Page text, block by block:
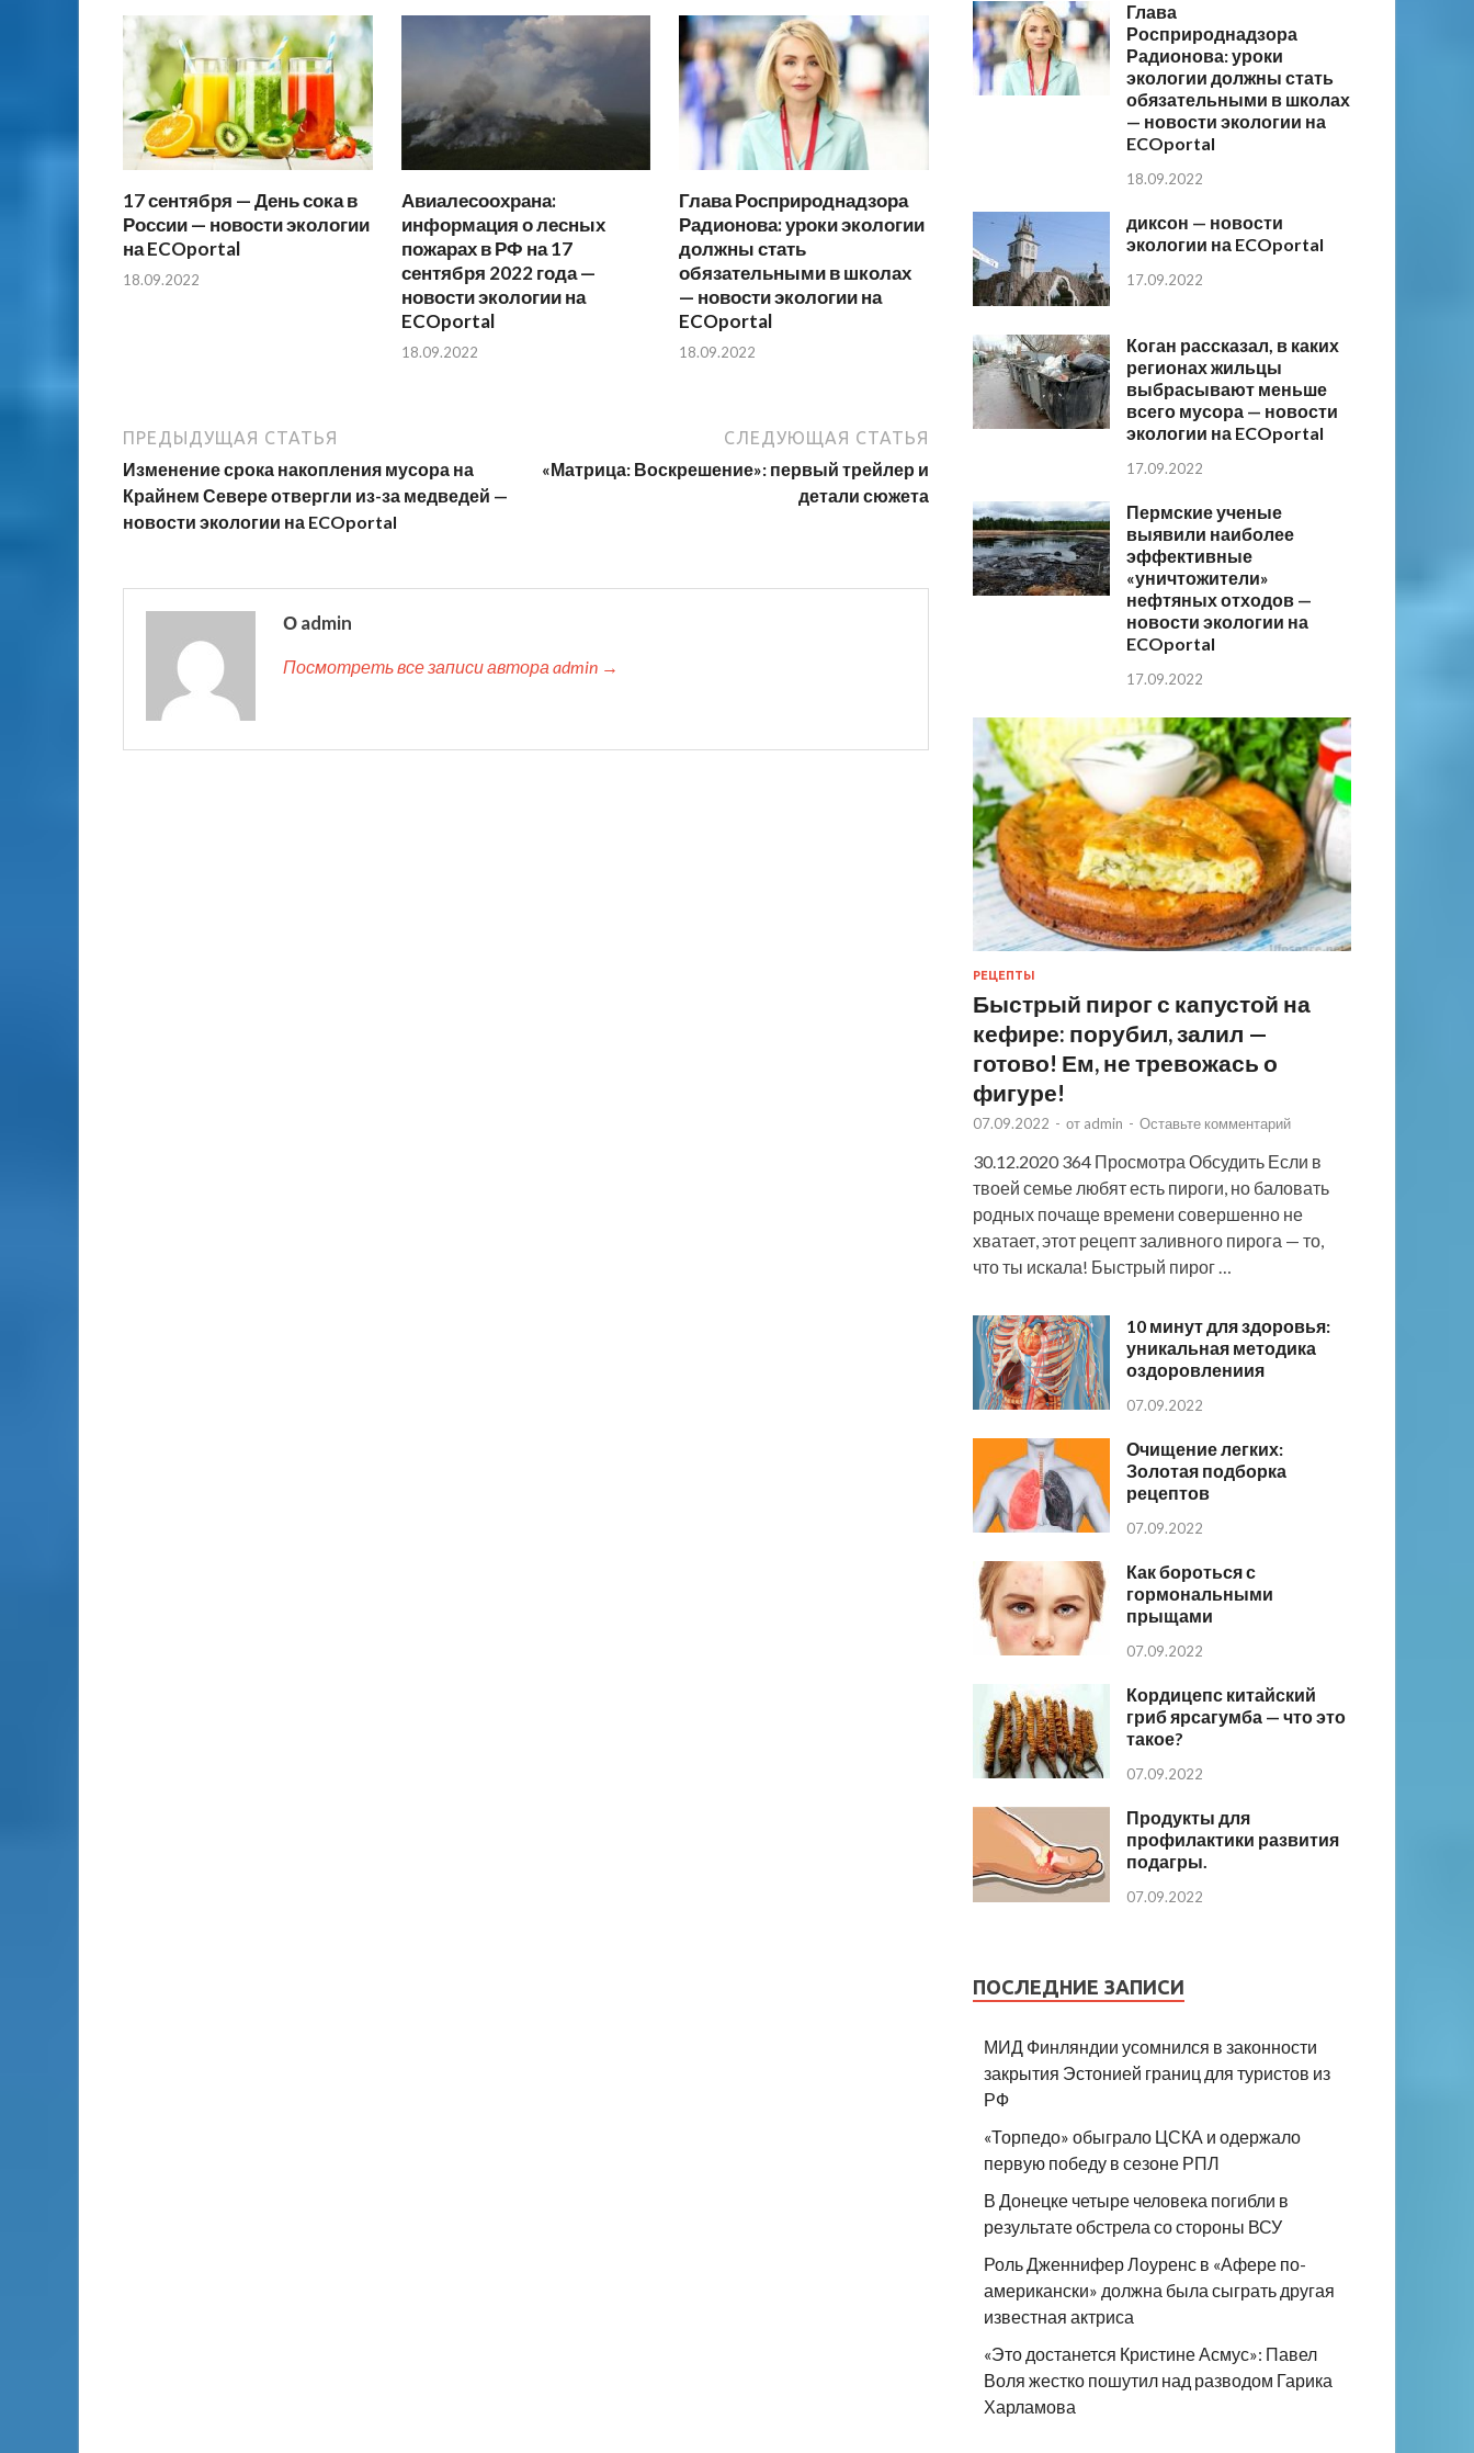
17 сентября — День сока в
России — новости экологии
на ECOportal
18.09.2022
Авиалесоохрана:
информация о лесных
пожарах в РФ на 17
сентября 2022 года —
новости экологии на
ECOportal
18.09.2022
Глава Росприроднадзора
Радионова: уроки экологии
должны стать
обязательными в школах
— новости экологии на
ECOportal
18.09.2022
ПРЕДЫДУЩАЯ СТАТЬЯ
Изменение срока накопления мусора на
Крайнем Севере отвергли из-за медведей —
новости экологии на ECOportal
СЛЕДУЮЩАЯ СТАТЬЯ
«Матрица: Воскрешение»: первый трейлер и
детали сюжета
О admin
Посмотреть все записи автора admin →
Глава
Росприроднадзора
Радионова: уроки
экологии должны стать
обязательными в школах
— новости экологии на
ECOportal
18.09.2022
диксон — новости
экологии на ECOportal
17.09.2022
Коган рассказал, в каких
регионах жильцы
выбрасывают меньше
всего мусора — новости
экологии на ECOportal
17.09.2022
Пермские ученые
выявили наиболее
эффективные
«уничтожители»
нефтяных отходов —
новости экологии на
ECOportal
17.09.2022
РЕЦЕПТЫ
Быстрый пирог с капустой на
кефире: порубил, залил —
готово! Ем, не тревожась о
фигуре!
07.09.2022 - от admin - Оставьте комментарий
30.12.2020 364 Просмотра Обсудить Если в
твоей семье любят есть пироги, но баловать
родных почаще времени совершенно не
хватает, этот рецепт заливного пирога — то,
что ты искала! Быстрый пирог …
10 минут для здоровья:
уникальная методика
оздоровлениия
07.09.2022
Очищение легких:
Золотая подборка
рецептов
07.09.2022
Как бороться с
гормональными
прыщами
07.09.2022
Кордицепс китайский
гриб ярсагумба — что это
такое?
07.09.2022
Продукты для
профилактики развития
подагры.
07.09.2022
ПОСЛЕДНИЕ ЗАПИСИ
МИД Финляндии усомнился в законности
закрытия Эстонией границ для туристов из
РФ
«Торпедо» обыграло ЦСКА и одержало
первую победу в сезоне РПЛ
В Донецке четыре человека погибли в
результате обстрела со стороны ВСУ
Роль Дженнифер Лоуренс в «Афере по-
американски» должна была сыграть другая
известная актриса
«Это достанется Кристине Асмус»: Павел
Воля жестко пошутил над разводом Гарика
Харламова